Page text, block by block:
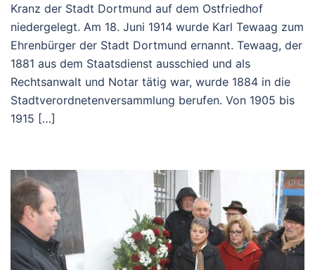
Kranz der Stadt Dortmund auf dem Ostfriedhof
niedergelegt. Am 18. Juni 1914 wurde Karl Tewaag zum
Ehrenbürger der Stadt Dortmund ernannt. Tewaag, der
1881 aus dem Staatsdienst ausschied und als
Rechtsanwalt und Notar tätig war, wurde 1884 in die
Stadtverordnetenversammlung berufen. Von 1905 bis
1915 […]